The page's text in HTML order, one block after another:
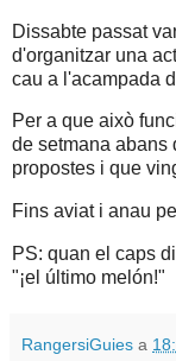
Dissabte passat
d'organitzar una
cau a l'acampada
Per a que això
de setmana abans
propostes i que
Fins aviat i anau
PS: quan el caps
"¡el último melón!"
RangersiGuies a